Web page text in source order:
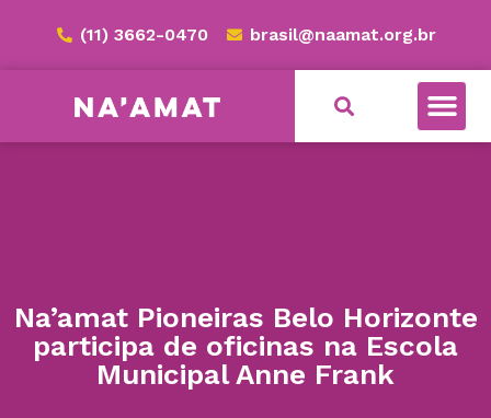
(11) 3662-0470 brasil@naamat.org.br
Na’amat Pioneiras Belo Horizonte
participa de oficinas na Escola
Municipal Anne Frank